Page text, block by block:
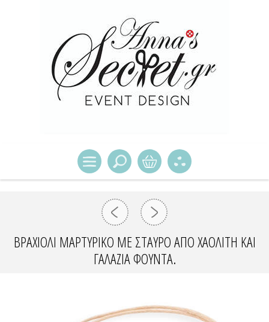
ΒΡΑΧΙΌΛΙ ΜΑΡΤΥΡΙΚΌ ΜΕ ΣΤΑΥΡΌ ΑΠΌ ΧΑΟΛΊΤΗ ΚΑΙ
ΓΑΛΆΖΙΑ ΦΟΎΝΤΑ.